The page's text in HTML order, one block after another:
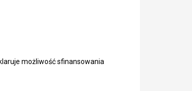
możliwość sfinansowania